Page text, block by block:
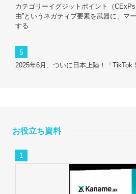
カテゴリーイグジットポイント（
由”というネガティブ要素を武器に、マ
する
2025年6月、ついに日本上陸！「TikTok
お役立ち資料